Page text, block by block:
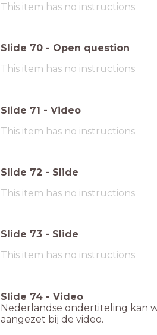
This item has no instructions
Slide 70 - Open question
This item has no instructions
Slide 71 - Video
This item has no instructions
Slide 72 - Slide
This item has no instructions
Slide 73 - Slide
This item has no instructions
Slide 74 - Video
Nederlandse ondertiteling kan
aangezet bij de video.